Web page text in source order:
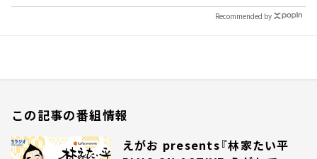
Recommended by
この記事の番組情報
えがお presents『林家たい平